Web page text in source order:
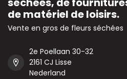
de matériel de loisirs.
Vente en gros de fleurs séchées
2e Poellaan 30-32
2161 CJ Lisse
Nederland